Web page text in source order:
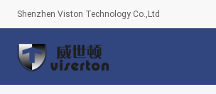
Shenzhen Viston Technology Co.,Ltd